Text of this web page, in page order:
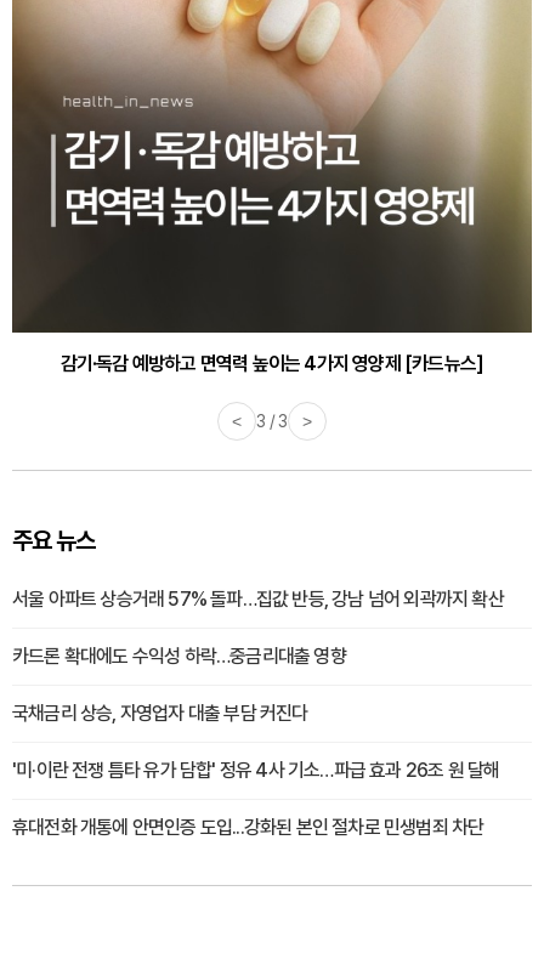
감기·독감 예방하고 면역력 높이는 4가지 영양제 [카드뉴스]
< 3 / 3 >
주요 뉴스
서울 아파트 상승거래 57% 돌파…집값 반등, 강남 넘어 외곽까지 확산
카드론 확대에도 수익성 하락…중금리대출 영향
국채금리 상승, 자영업자 대출 부담 커진다
'미·이란 전쟁 틈타 유가 담합' 정유 4사 기소…파급 효과 26조 원 달해
휴대전화 개통에 안면인증 도입...강화된 본인 절차로 민생범죄 차단